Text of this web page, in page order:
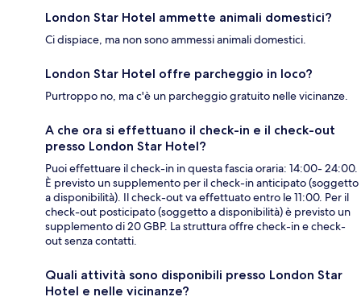
London Star Hotel ammette animali domestici?
Ci dispiace, ma non sono ammessi animali domestici.
London Star Hotel offre parcheggio in loco?
Purtroppo no, ma c'è un parcheggio gratuito nelle vicinanze.
A che ora si effettuano il check-in e il check-out
presso London Star Hotel?
Puoi effettuare il check-in in questa fascia oraria: 14:00- 24:00.
È previsto un supplemento per il check-in anticipato (soggetto
a disponibilità). Il check-out va effettuato entro le 11:00. Per il
check-out posticipato (soggetto a disponibilità) è previsto un
supplemento di 20 GBP. La struttura offre check-in e check-
out senza contatti.
Quali attività sono disponibili presso London Star
Hotel e nelle vicinanze?